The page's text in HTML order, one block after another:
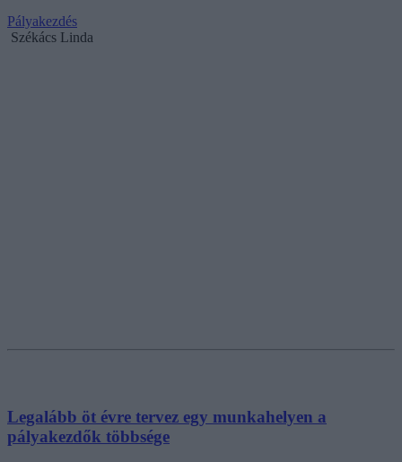
Pályakezdés
Székács Linda
Legalább öt évre tervez egy munkahelyen a
pályakezdők többsége